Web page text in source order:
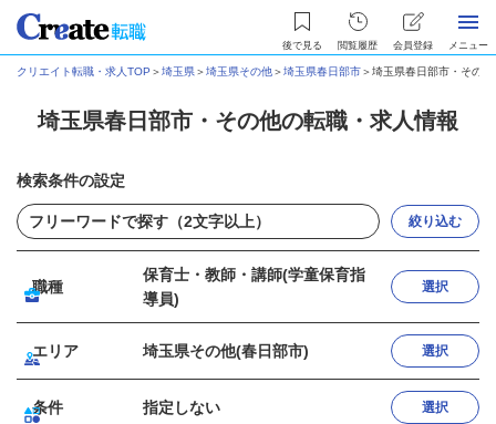
後で見る 閲覧履歴 会員登録 メニュー
クリエイト転職・求人TOP ＞埼玉県＞埼玉県その他＞埼玉県春日部市＞埼玉県春日部市・その
埼玉県春日部市・その他の転職・求人情報
検索条件の設定
絞り込む
職種
保育士・教師・講師(学童保育指
導員)
選択
エリア 埼玉県その他(春日部市) 選択
条件 指定しない 選択